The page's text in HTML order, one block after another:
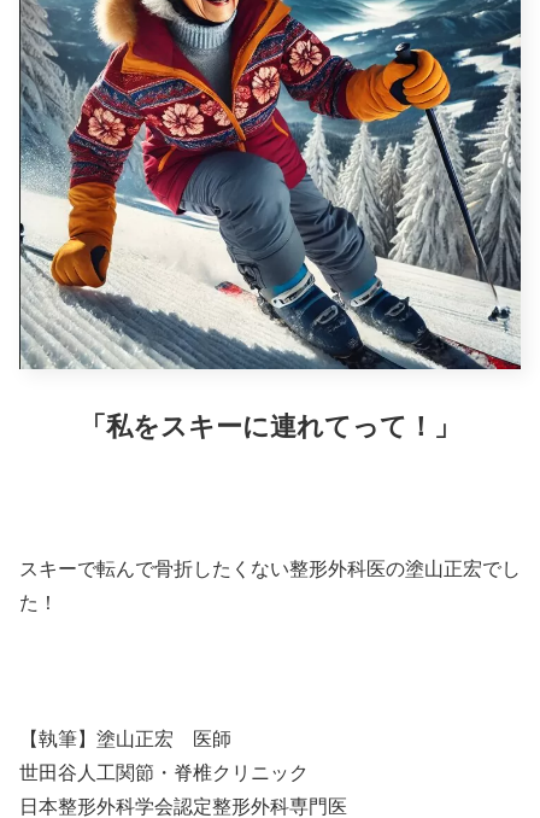
「私をスキーに連れてって！」
スキーで転んで骨折したくない整形外科医の塗山正宏でし
た！
【執筆】塗山正宏 医師
世田谷人工関節・脊椎クリニック
日本整形外科学会認定整形外科専門医